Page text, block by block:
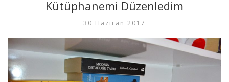
Kütüphanemi Düzenledim
30 Haziran 2017